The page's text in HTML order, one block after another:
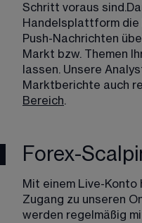
Schritt voraus
Handelsplattform
Push-Nachrichten
Markt bzw. Themen
lassen. Unsere
Marktberichte auch
Bereich.
Forex-
Mit einem Live-Konto
Zugang zu unseren
werden regelmäßig